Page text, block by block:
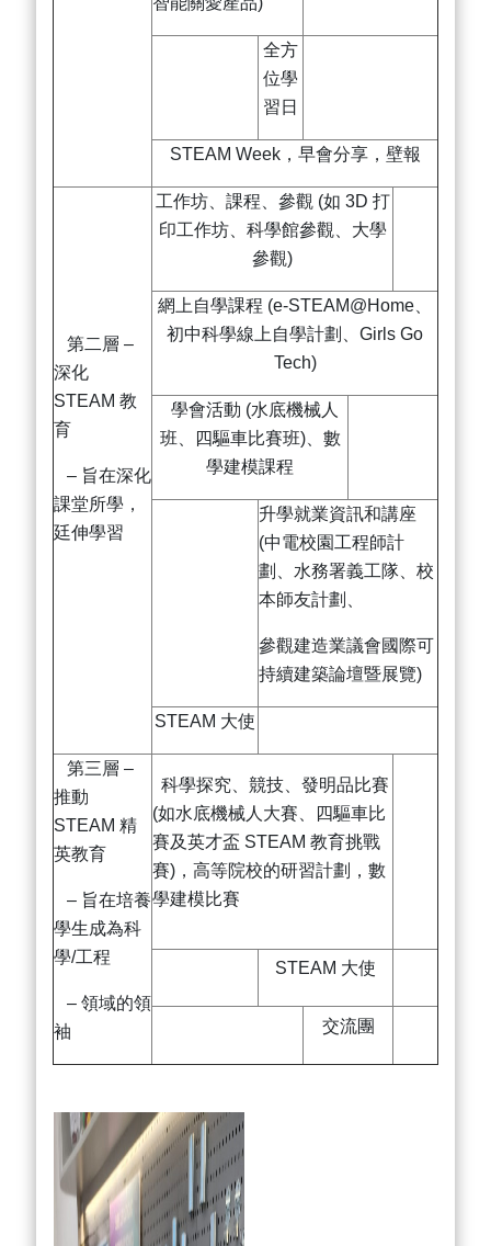
全方
位學
習日
STEAM Week，早會分享，壁報
第二層 –
深化
STEAM 教
育
– 旨在深化
課堂所學，
廷伸學習
工作坊、課程、參觀 (如 3D 打
印工作坊、科學館參觀、大學
參觀)
網上自學課程 (e-STEAM@Home、
初中科學線上自學計劃、Girls Go
Tech)
學會活動 (水底機械人
班、四驅車比賽班)、數
學建模課程
升學就業資訊和講座
(中電校園工程師計
劃、水務署義工隊、校
本師友計劃、
參觀建造業議會國際可
持續建築論壇暨展覽)
STEAM 大使
第三層 –
推動
STEAM 精
英教育
– 旨在培養
學生成為科
學/工程
– 領域的領
袖
科學探究、競技、發明品比賽
(如水底機械人大賽、四驅車比
賽及英才盃 STEAM 教育挑戰
賽)，高等院校的研習計劃，數
學建模比賽
STEAM 大使
交流團